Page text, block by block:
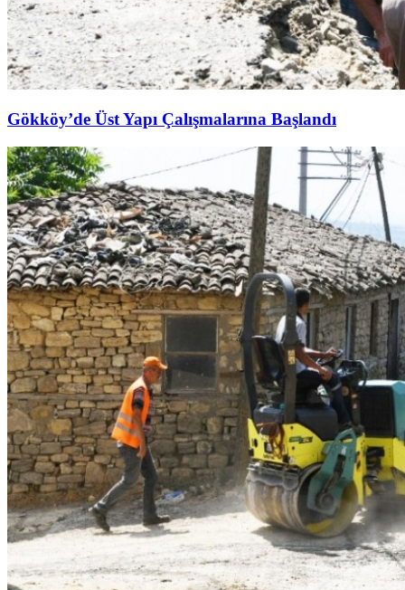
Gökköy’de Üst Yapı Çalışmalarına Başlandı